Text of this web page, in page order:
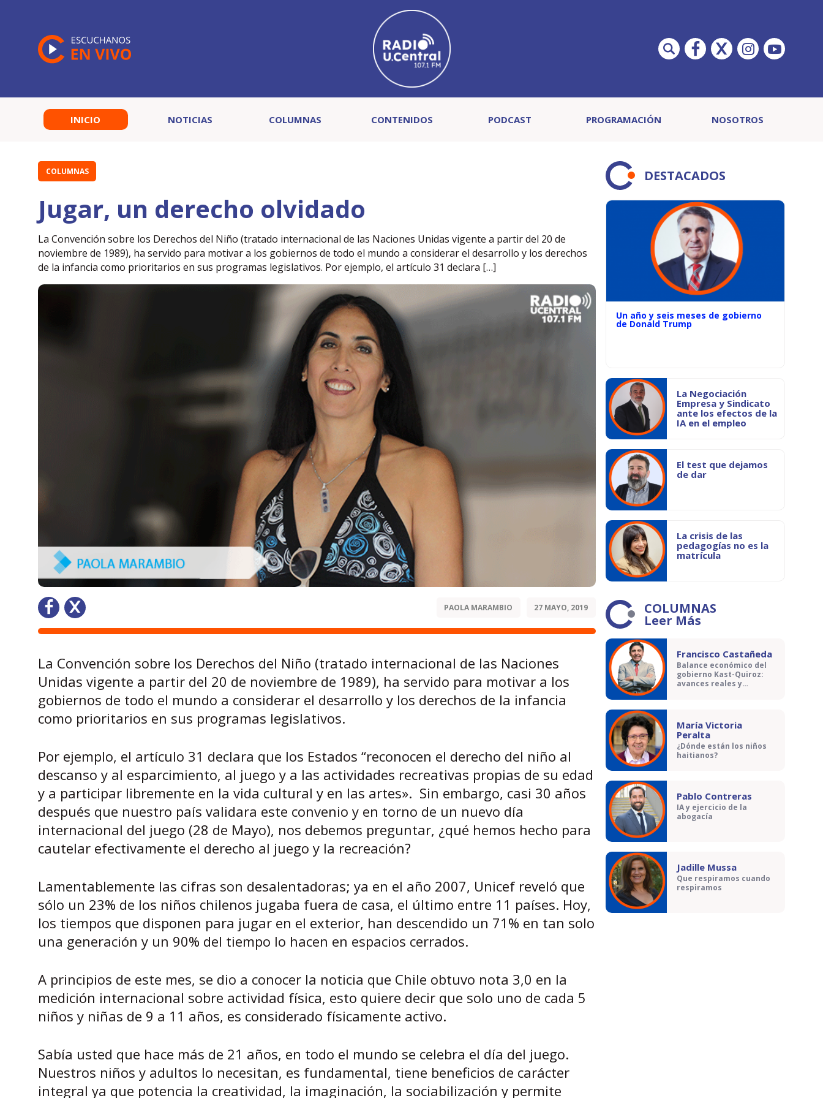
INICIO NOTICIAS COLUMNAS CONTENIDOS PODCAST PROGRAMACIÓN NOSOTROS
COLUMNAS
Jugar, un derecho olvidado
La Convención sobre los Derechos del Niño (tratado internacional de las Naciones Unidas vigente a partir del 20 de
noviembre de 1989), ha servido para motivar a los gobiernos de todo el mundo a considerar el desarrollo y los derechos
de la infancia como prioritarios en sus programas legislativos. Por ejemplo, el artículo 31 declara […]
PAOLA MARAMBIO 27 MAYO, 2019
La Convención sobre los Derechos del Niño (tratado internacional de las Naciones
Unidas vigente a partir del 20 de noviembre de 1989), ha servido para motivar a los
gobiernos de todo el mundo a considerar el desarrollo y los derechos de la infancia
como prioritarios en sus programas legislativos.
Por ejemplo, el artículo 31 declara que los Estados “reconocen el derecho del niño al
descanso y al esparcimiento, al juego y a las actividades recreativas propias de su edad
y a participar libremente en la vida cultural y en las artes». Sin embargo, casi 30 años
después que nuestro país validara este convenio y en torno de un nuevo día
internacional del juego (28 de Mayo), nos debemos preguntar, ¿qué hemos hecho para
cautelar efectivamente el derecho al juego y la recreación?
Lamentablemente las cifras son desalentadoras; ya en el año 2007, Unicef reveló que
sólo un 23% de los niños chilenos jugaba fuera de casa, el último entre 11 países. Hoy,
los tiempos que disponen para jugar en el exterior, han descendido un 71% en tan solo
una generación y un 90% del tiempo lo hacen en espacios cerrados.
A principios de este mes, se dio a conocer la noticia que Chile obtuvo nota 3,0 en la
medición internacional sobre actividad física, esto quiere decir que solo uno de cada 5
niños y niñas de 9 a 11 años, es considerado físicamente activo.
Sabía usted que hace más de 21 años, en todo el mundo se celebra el día del juego.
Nuestros niños y adultos lo necesitan, es fundamental, tiene beneficios de carácter
integral ya que potencia la creatividad, la imaginación, la sociabilización y permite
DESTACADOS
Un año y seis meses de gobierno
de Donald Trump
La Negociación
Empresa y Sindicato
ante los efectos de la
IA en el empleo
El test que dejamos
de dar
La crisis de las
pedagogías no es la
matrícula
COLUMNAS
Leer Más
Francisco Castañeda
Balance económico del
gobierno Kast-Quiroz:
avances reales y
María Victoria
Peralta
¿Dónde están los niños
haitianos?
Pablo Contreras
IA y ejercicio de la
abogacía
Jadille Mussa
Que respiramos cuando
respiramos